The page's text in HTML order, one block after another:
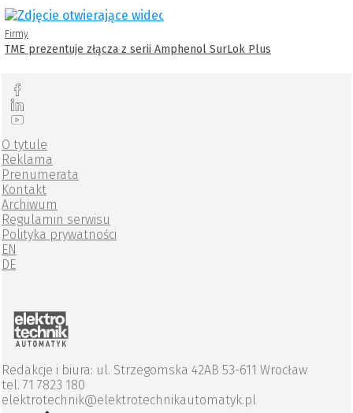
Firmy
TME prezentuje złącza z serii Amphenol SurLok Plus
O tytule
Reklama
Prenumerata
Kontakt
Archiwum
Regulamin serwisu
Polityka prywatności
EN
DE
Redakcje i biura: ul. Strzegomska 42AB 53-611 Wrocław
tel. 71 7823 180
elektrotechnik@elektrotechnikautomatyk.pl